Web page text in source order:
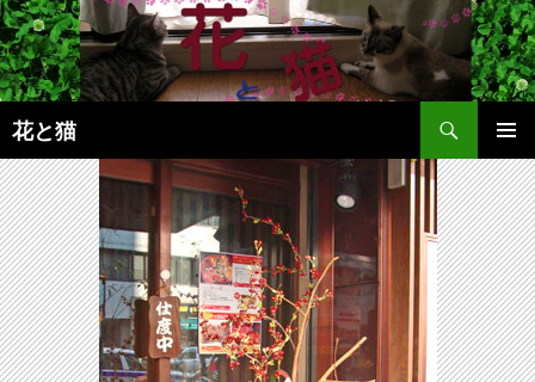
コ
ン
テ
ン
ツ
へ
ス
キ
ッ
プ
花と猫
検
索
メインメ
ニュー